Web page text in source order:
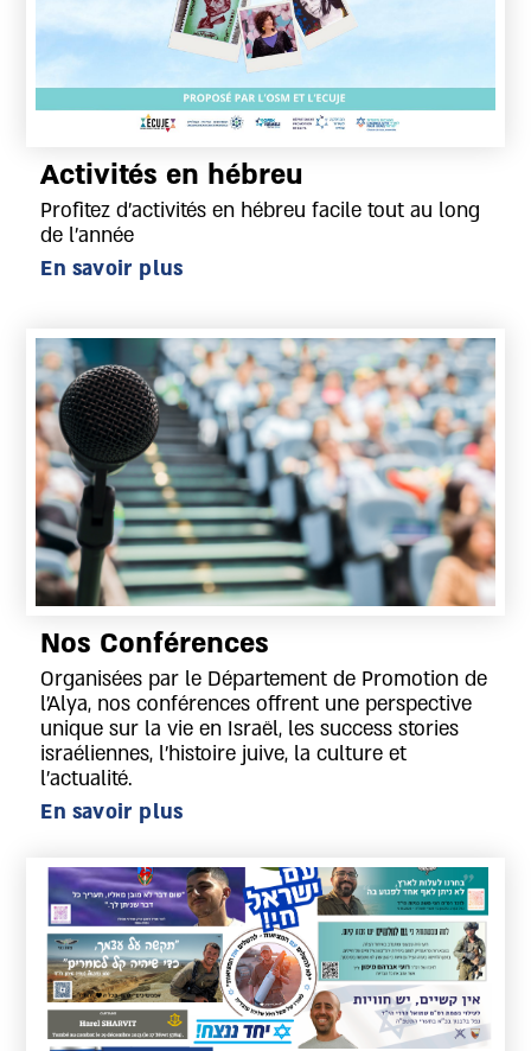
Activités en hébreu
Profitez d’activités en hébreu facile tout au long
de l’année
En savoir plus
Nos Conférences
Organisées par le Département de Promotion de
l’Alya, nos conférences offrent une perspective
unique sur la vie en Israël, les success stories
israéliennes, l’histoire juive, la culture et
l’actualité.
En savoir plus